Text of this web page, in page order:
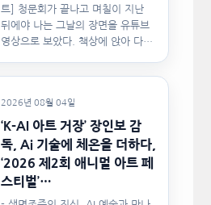
트] 청문회가 끝나고 며칠이 지난
뒤에야 나는 그날의 장면을 유튜브
영상으로 보았다. 책상에 앉아 다른
2026년 08월 04일
‘K-AI 아트 거장’ 장인보 감
독, Ai 기술에 체온을 더하다,
‘2026 제2회 애니멀 아트 페
스티벌’…